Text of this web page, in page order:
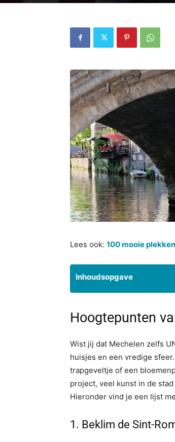
Lees ook: 100 mooie
Inhoudsopgave
Hoogtepunten
Wist jij dat Mechelen zelfs
huisjes en een vredige
trapgeveltje of een
project, veel kunst in de
Hieronder vind je een lijst
1.⁠ ⁠Beklim de Sint-